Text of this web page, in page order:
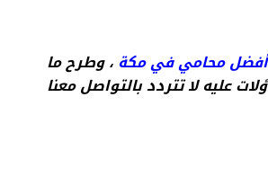
أفضل محامي في مكة ، وطرح ما
عليه لا تتردد بالتواصل معنا